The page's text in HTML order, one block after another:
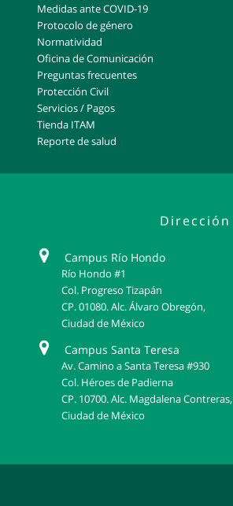
Medidas ante COVID-19
Protocolo de género
Normatividad
Oficina de Comunicación
Preguntas frecuentes
Protección Civil
Servicios / Pagos
Tienda ITAM
Reporte de salud
Dirección
Campus Río Hondo
Río Hondo #1
Col. Progreso Tizapán
CP. 01080. Alc. Álvaro Obregón,
Ciudad de México
Campus Santa Teresa
Av. Camino a Santa Teresa #930
Col. Héroes de Padierna
CP. 10700. Alc. Magdalena Contreras,
Ciudad de México